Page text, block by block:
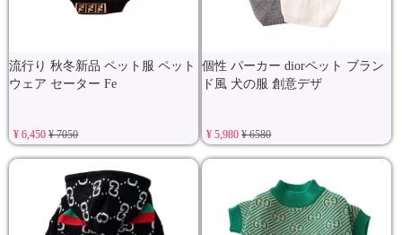
流行り 秋冬新品 ペット服 ペット
ウェア セーター Fe
¥ 6,450¥ 7050
個性 パーカー diorペット ブラン
ド風 犬の服 創意デザ
¥ 5,980¥ 6580